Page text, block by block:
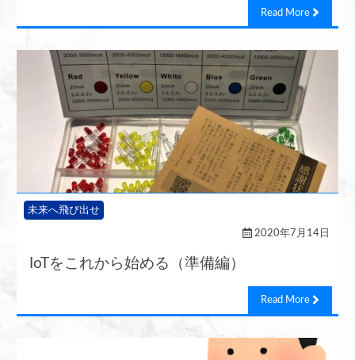
Read More
未来へ飛び出せ
2020年7月14日
IoTをこれから始める（準備編）
Read More